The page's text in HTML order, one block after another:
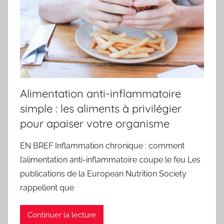
Alimentation anti-inflammatoire
simple : les aliments à privilégier
pour apaiser votre organisme
EN BREF Inflammation chronique : comment
l’alimentation anti-inflammatoire coupe le feu Les
publications de la European Nutrition Society
rappellent que
Continuer la lecture